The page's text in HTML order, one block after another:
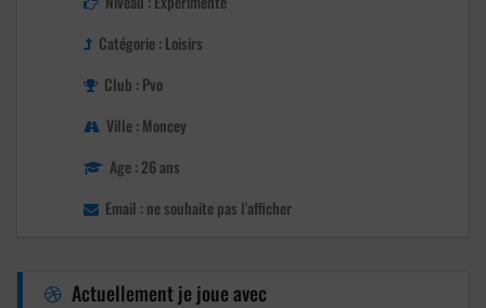
Catégorie : Loisirs
Club : Pvo
Ville : Moncey
Age : 26 ans
Email : ne souhaite pas l'afficher
Actuellement je joue avec